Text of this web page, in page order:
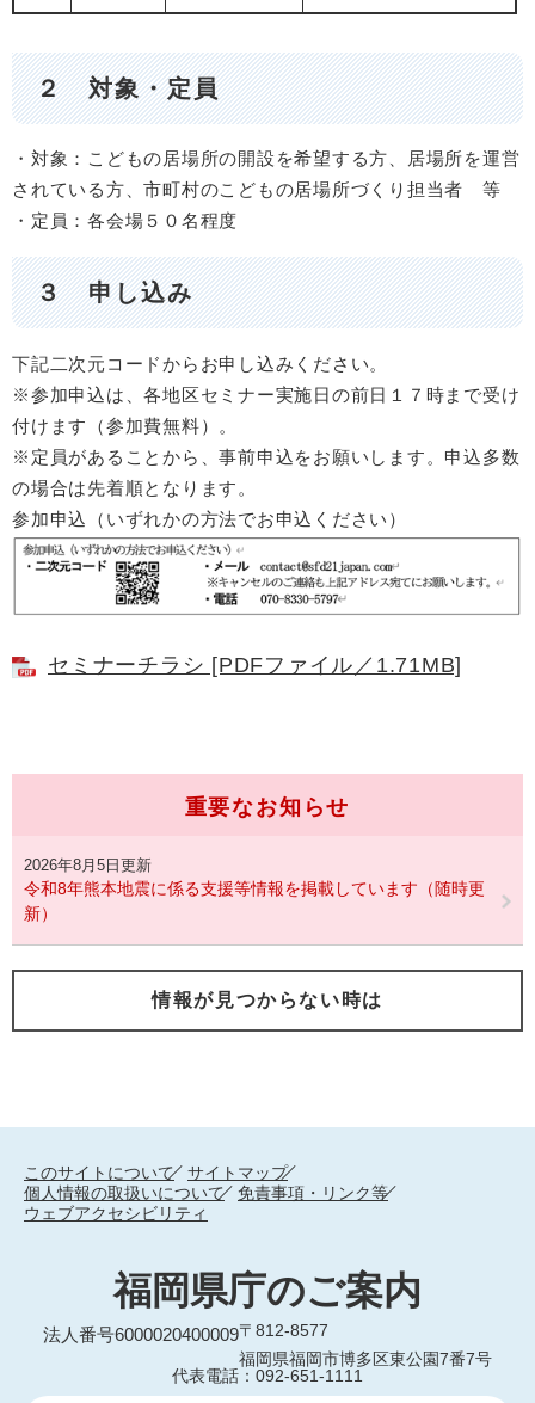
２ 対象・定員
・対象：こどもの居場所の開設を希望する方、居場所を運営
されている方、市町村のこどもの居場所づくり担当者 等
・定員：各会場５０名程度
３ 申し込み
下記二次元コードからお申し込みください。​
※参加申込は、各地区セミナー実施日の前日１７時まで受け
付けます（参加費無料）。
※定員があることから、事前申込をお願いします。申込多数
の場合は先着順となります。
参加申込（いずれかの方法でお申込ください）
セミナーチラシ [PDFファイル／1.71MB]
重要なお知らせ
2026年8月5日更新
令和8年熊本地震に係る支援等情報を掲載しています（随時更
新）
情報が見つからない時は
このサイトについて
サイトマップ
個人情報の取扱いについて
免責事項・リンク等
ウェブアクセシビリティ
福岡県庁のご案内
法人番号6000020400009〒812-8577
福岡県福岡市博多区東公園7番7号
代表電話：092-651-1111